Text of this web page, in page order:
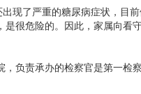
现了严重的糖尿病症状，
很危险的。因此，家属向看
负责承办的检察官是第一